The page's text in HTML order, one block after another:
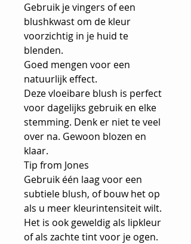
Gebruik je vingers of een
blushkwast om de kleur
voorzichtig in je huid te
blenden.
Goed mengen voor een
natuurlijk effect.
Deze vloeibare blush is perfect
voor dagelijks gebruik en elke
stemming. Denk er niet te veel
over na. Gewoon blozen en
klaar.
Tip from Jones
Gebruik één laag voor een
subtiele blush, of bouw het op
als u meer kleurintensiteit wilt.
Het is ook geweldig als lipkleur
of als zachte tint voor je ogen.